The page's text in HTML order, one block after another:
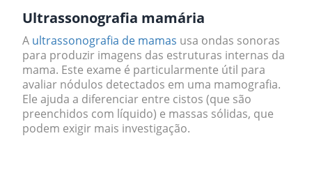
Ultrassonografia mamária
A ultrassonografia de mamas usa ondas sonoras
para produzir imagens das estruturas internas da
mama. Este exame é particularmente útil para
avaliar nódulos detectados em uma mamografia.
Ele ajuda a diferenciar entre cistos (que são
preenchidos com líquido) e massas sólidas, que
podem exigir mais investigação.